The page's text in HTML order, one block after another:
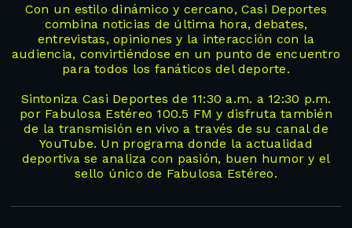
Con un estilo dinámico y cercano, Casi Deportes
combina noticias de última hora, debates,
entrevistas, opiniones y la interacción con la
audiencia, convirtiéndose en un punto de encuentro
para todos los fanáticos del deporte.
Sintoniza Casi Deportes de 11:30 a.m. a 12:30 p.m.
por Fabulosa Estéreo 100.5 FM y disfruta también
de la transmisión en vivo a través de su canal de
YouTube. Un programa donde la actualidad
deportiva se analiza con pasión, buen humor y el
sello único de Fabulosa Estéreo.